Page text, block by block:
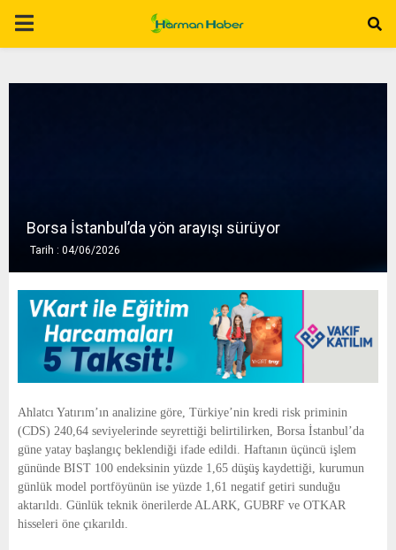
P
E
N
U
Borsa İstanbul’da yön arayışı sürüyor
Tarih : 04/06/2026
Ahlatcı Yatırım’ın analizine göre, Türkiye’nin kredi risk priminin
(CDS) 240,64 seviyelerinde seyrettiği belirtilirken, Borsa İstanbul’da
güne yatay başlangıç beklendiği ifade edildi. Haftanın üçüncü işlem
gününde BIST 100 endeksinin yüzde 1,65 düşüş kaydettiği, kurumun
günlük model portföyünün ise yüzde 1,61 negatif getiri sunduğu
aktarıldı. Günlük teknik önerilerde ALARK, GUBRF ve OTKAR
hisseleri öne çıkarıldı.